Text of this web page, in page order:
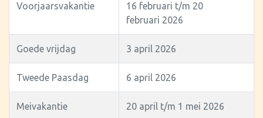
Voorjaarsvakantie
16 februari t/m 20
februari 2026
Goede vrijdag 3 april 2026
Tweede Paasdag 6 april 2026
Meivakantie 20 april t/m 1 mei 2026